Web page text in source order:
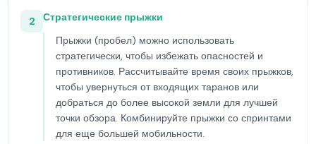
2
Стратегические прыжки
Прыжки (пробел) можно использовать
стратегически, чтобы избежать опасностей и
противников. Рассчитывайте время своих прыжков,
чтобы увернуться от входящих таранов или
добраться до более высокой земли для лучшей
точки обзора. Комбинируйте прыжки со спринтами
для еще большей мобильности.